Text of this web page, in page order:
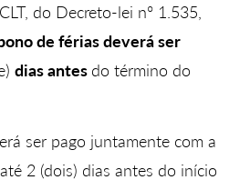
do Decreto-lei nº 1.535,
de férias deverá ser
dias antes do término do
ser pago juntamente com a
2 (dois) dias antes do início